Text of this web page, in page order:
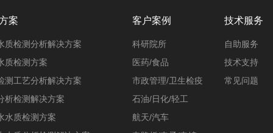
案
质检测分析解决方案
质检测方案
测工艺分析解决方案
析检测解决方案
水质检测方案
客户案例
科研院所
医药/食品
市政管理/卫生检疫
石油/日化/轻工
航天/汽车
技术服务
自助服务
技术支持
常见问题